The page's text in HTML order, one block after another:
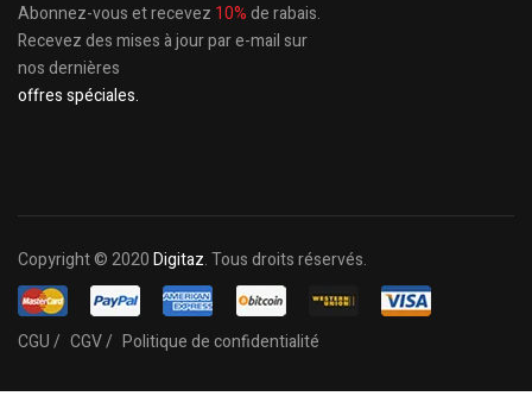
Abonnez-vous et recevez 10%de rabais.
Recevez des mises à jour par e-mail sur
nos dernières
offres spéciales.
Copyright © 2020Digitaz. Tous droits réservés.
CGU / CGV / Politique de confidentialité